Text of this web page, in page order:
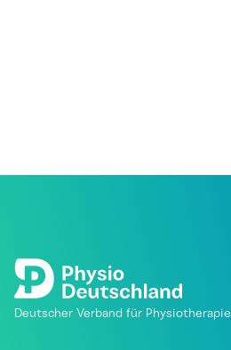
Deutscher Verband für Physiotherapie